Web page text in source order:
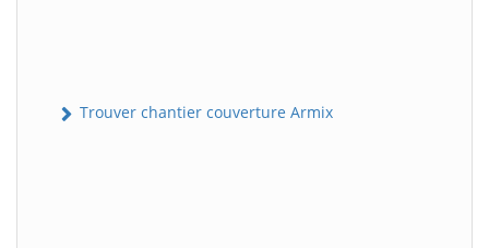
Trouver chantier couverture Armix